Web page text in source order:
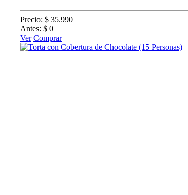
Precio: $ 35.990
Antes: $ 0
Ver Comprar